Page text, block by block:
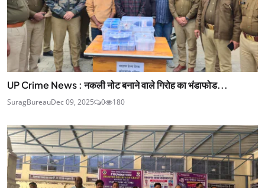
UP Crime News : नकली नोट बनाने वाले गिरोह का भंडाफोड...
SuragBureauDec 09, 2025 0 180